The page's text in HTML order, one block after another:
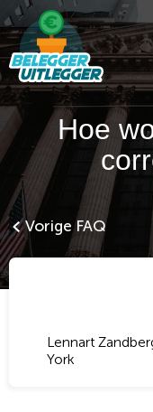
Hoe
Vorige FAQ
Lennart
York